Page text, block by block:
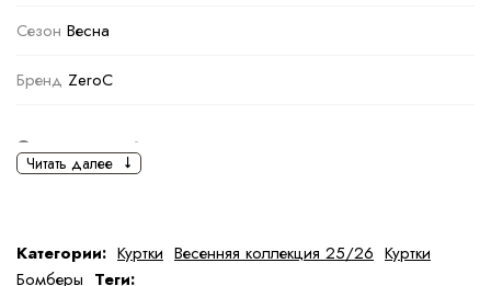
Сезон Весна
Бренд ZeroC
Основная информация
Ткань Полиэстер
Читать далее
Категории: Куртки Весенняя коллекция 25/26 Куртки
Бомберы Теги: